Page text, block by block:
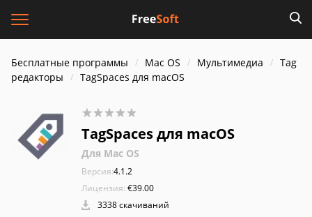
Бесплатные программы Mac OS Мультимедиа
Tag
редакторы
TagSpaces для macOS
TagSpaces для macOS
Для Mac OS
Версия:4.1.2
Лицензия: €39.00
3338 скачиваний